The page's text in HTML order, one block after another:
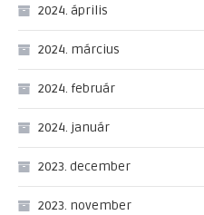
2024. április
2024. március
2024. február
2024. január
2023. december
2023. november